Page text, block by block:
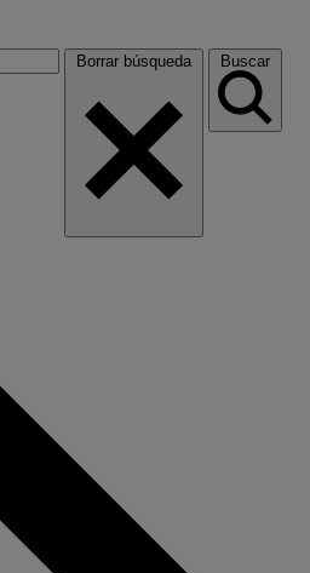
Borrar búsqueda Buscar